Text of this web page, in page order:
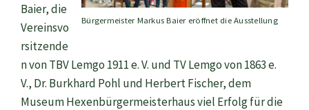
Bürgermeister Markus Baier eröffnet die Ausstellung
Baier, die
Vereinsvo
rsitzende
n von TBV Lemgo 1911 e. V. und TV Lemgo von 1863 e.
V., Dr. Burkhard Pohl und Herbert Fischer, dem
Museum Hexenbürgermeisterhaus viel Erfolg für die